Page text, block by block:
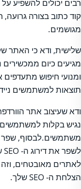
רבים יכולים להשפיע
קוד כתוב בצורה גרועה,
מגושמים.
שלישית, ודא כי האתר
מגיעים כיום
ומנועי חיפוש מתעדפים
תוצאות למשתמשים
ודא שעיצוב אתר
נגיש בקלות
לאתרים מאובטחים,
הצלחת ה- SEO שלך.